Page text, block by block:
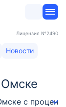
Лицензия №2490
Новости
с